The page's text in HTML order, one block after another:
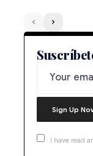
I have read